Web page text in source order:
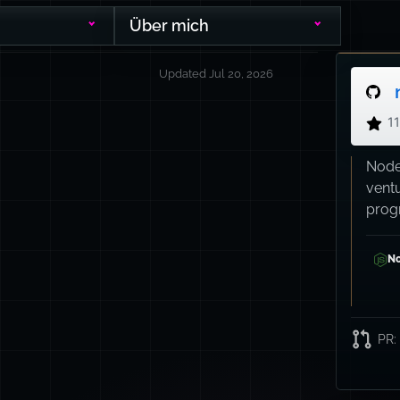
Über mich
Updated Jul 20, 2026
PR: